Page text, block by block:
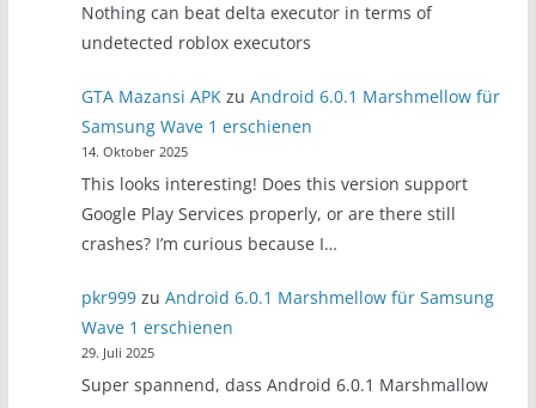
Nothing can beat delta executor in terms of
undetected roblox executors
GTA Mazansi APK zuAndroid 6.0.1 Marshmellow für
Samsung Wave 1 erschienen
14. Oktober 2025
This looks interesting! Does this version support
Google Play Services properly, or are there still
crashes? I’m curious because I…
pkr999 zuAndroid 6.0.1 Marshmellow für Samsung
Wave 1 erschienen
29. Juli 2025
Super spannend, dass Android 6.0.1 Marshmallow